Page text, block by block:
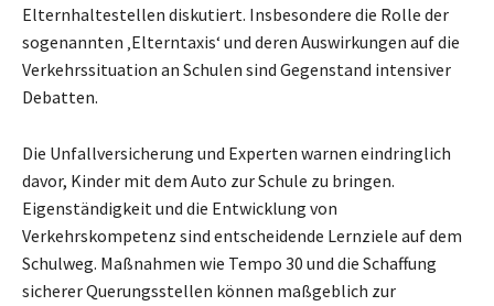
Elternhaltestellen diskutiert. Insbesondere die Rolle der
sogenannten ‚Elterntaxis‘ und deren Auswirkungen auf die
Verkehrssituation an Schulen sind Gegenstand intensiver
Debatten.
Die Unfallversicherung und Experten warnen eindringlich
davor, Kinder mit dem Auto zur Schule zu bringen.
Eigenständigkeit und die Entwicklung von
Verkehrskompetenz sind entscheidende Lernziele auf dem
Schulweg. Maßnahmen wie Tempo 30 und die Schaffung
sicherer Querungsstellen können maßgeblich zur